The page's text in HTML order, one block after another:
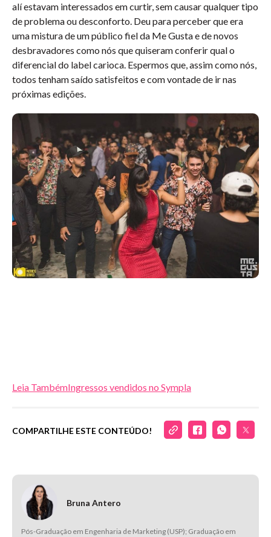
alí estavam interessados em curtir, sem causar qualquer tipo
de problema ou desconforto. Deu para perceber que era
uma mistura de um público fiel da Me Gusta e de novos
desbravadores como nós que quiseram conferir qual o
diferencial do label carioca. Espermos que, assim como nós,
todos tenham saído satisfeitos e com vontade de ir nas
próximas edições.
Leia TambémIngressos vendidos no Sympla
COMPARTILHE ESTE CONTEÚDO!
Bruna Antero
Pós-Graduação em Engenharia de Marketing (USP); Graduação em